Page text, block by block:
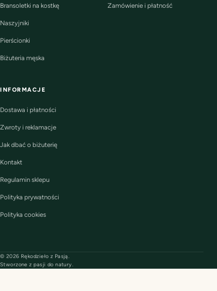
Bransoletki na kostkę
Naszyjniki
Pierścionki
Biżuteria męska
Zamówienie i płatność
INFORMACJE
Dostawa i płatności
Zwroty i reklamacje
Jak dbać o biżuterię
Kontakt
Regulamin sklepu
Polityka prywatności
Polityka cookies
© 2026 Rękodzieło z Pasją.
Stworzone z pasji do natury.